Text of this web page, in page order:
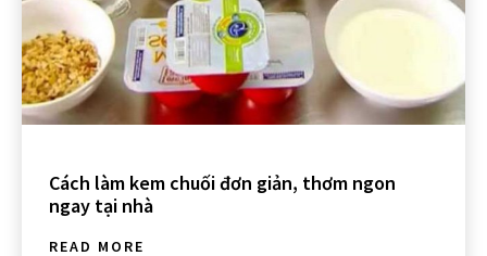
Cách làm kem chuối đơn giản, thơm ngon
ngay tại nhà
READ MORE